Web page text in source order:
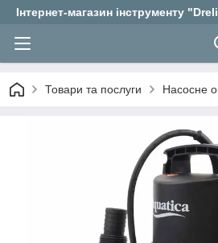
Інтернет-магазин інструменту
Товари та послуги Насосне